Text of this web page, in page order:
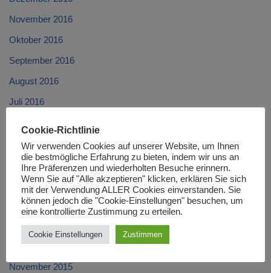
November 2016
Oktober 2016
September 2016
August 2016
Juli 2016
Mai 2016
April 2016
März 2016
Februar 2016
Januar 2016
Dezember 2015
November 2015
Cookie-Richtlinie
Wir verwenden Cookies auf unserer Website, um Ihnen
die bestmögliche Erfahrung zu bieten, indem wir uns an
Ihre Präferenzen und wiederholten Besuche erinnern.
Wenn Sie auf "Alle akzeptieren" klicken, erklären Sie sich
mit der Verwendung ALLER Cookies einverstanden. Sie
können jedoch die "Cookie-Einstellungen" besuchen, um
eine kontrollierte Zustimmung zu erteilen.
Cookie Einstellungen Zustimmen